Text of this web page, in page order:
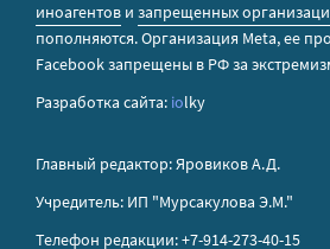
иноагентов и запрещенных
пополняются. Организация Metа, ее
Facebook запрещены в РФ за
Разработка сайта: iolky
Главный редактор: Яровиков А.Д.
Учредитель: ИП "Мурсакулова Э.М."
Телефон редакции: +7-914-273-40-15